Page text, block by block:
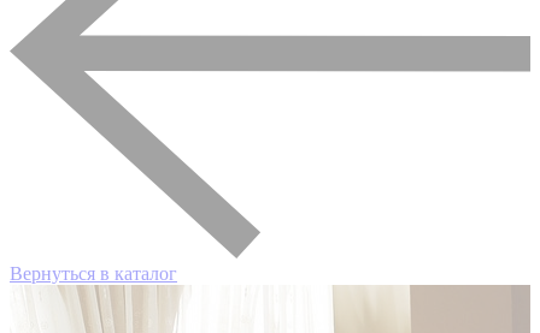
Вернуться в каталог